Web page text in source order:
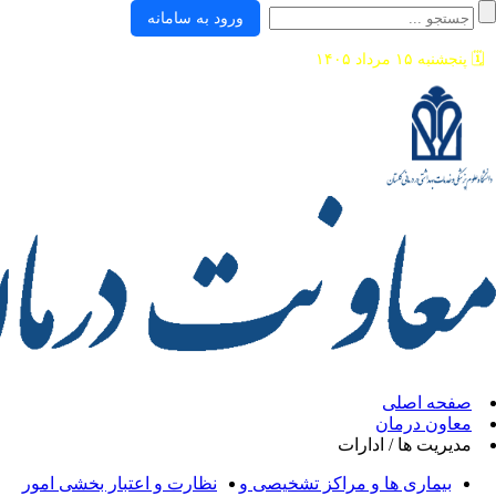
/ ادارات
ها و مراکز تشخیصی و
نظارت و اعتبار بخشی امور